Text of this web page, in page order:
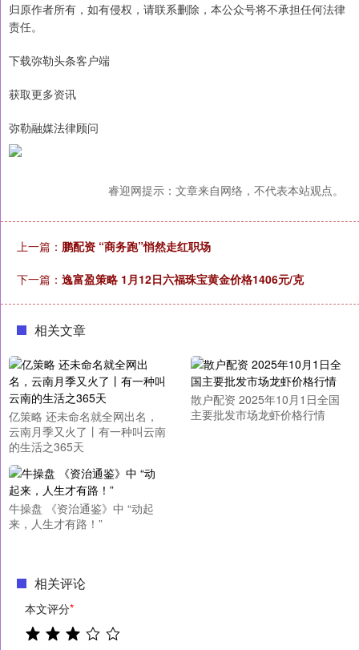
归原作者所有，如有侵权，请联系删除，本公众号将不承担任何法律
责任。
下载弥勒头条客户端
获取更多资讯
弥勒融媒法律顾问
睿迎网提示：文章来自网络，不代表本站观点。
上一篇： 鹏配资 “商务跑”悄然走红职场
下一篇： 逸富盈策略 1月12日六福珠宝黄金价格1406元/克
相关文章
亿策略 还未命名就全网出名，
云南月季又火了丨有一种叫云南
的生活之365天
散户配资 2025年10月1日全国
主要批发市场龙虾价格行情
牛操盘 《资治通鉴》中 “动起
来，人生才有路！”
相关评论
本文评分*